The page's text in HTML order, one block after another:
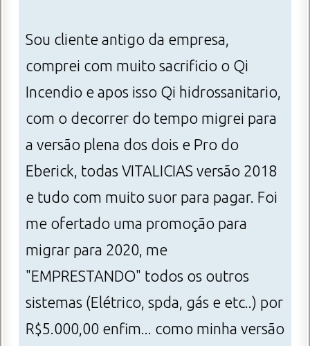
Sou cliente antigo da empresa,
comprei com muito sacrificio o Qi
Incendio e apos isso Qi hidrossanitario,
com o decorrer do tempo migrei para
a versão plena dos dois e Pro do
Eberick, todas VITALICIAS versão 2018
e tudo com muito suor para pagar. Foi
me ofertado uma promoção para
migrar para 2020, me
"EMPRESTANDO" todos os outros
sistemas (Elétrico, spda, gás e etc..) por
R$5.000,00 enfim... como minha versão